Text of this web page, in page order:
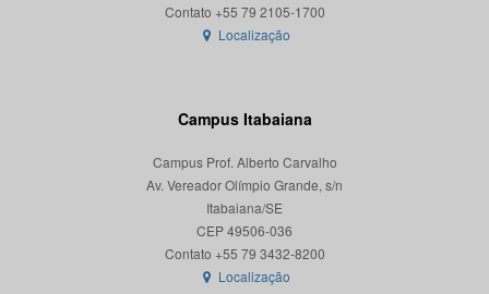
Localização
Campus Itabaiana
Campus Prof. Alberto Carvalho
Av. Vereador Olímpio Grande, s/n
Itabaiana/SE
CEP 49506-036
Localização